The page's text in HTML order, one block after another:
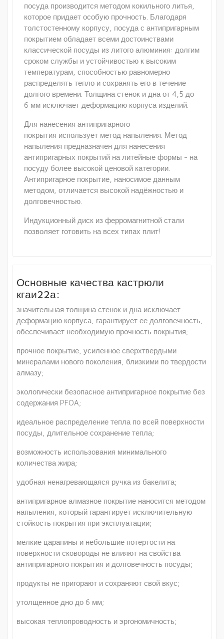
посуда производится методом кокильного литья,
которое придает особую прочность. Благодаря
толстостенному корпусу, посуда с антипригарным
покрытием обладает всеми достоинствами
классической посуды из литого алюминия: долгим
сроком службы и устойчивостью к высоким
температурам, способностью равномерно
распределять тепло и сохранять его в течение
долгого времени. Толщина стенок и дна от 4,5 до
6 мм исключает деформацию корпуса изделий.
Для нанесения антипригарного
покрытия использует метод напыления. Метод
напыления предназначен для нанесения
антипригарных покрытий на литейные формы - на
посуду более высокой ценовой категории.
Антипригарное покрытие, наносимое данным
методом, отличается высокой надёжностью и
долговечностью.
Индукционный диск из ферромагнитной стали
позволяет готовить на всех типах плит!
Основные качества кастрюли
кгаи22а:
значительная толщина стенок и дна исключает
деформацию корпуса, гарантирует ее долговечность,
обеспечивает необходимую прочность покрытия;
прочное покрытие, усиленное сверхтвердыми
минералами нового поколения, близкими по твердости
алмазу;
экологически безопасное антипригарное покрытие без
содержания PFOA;
идеальное распределение тепла по всей поверхности
посуды, длительное сохранение тепла;
возможность использования минимального
количества жира;
удобная ненагревающаяся ручка из бакелита;
антипригарное алмазное покрытие наносится методом
напыления, который гарантирует исключительную
стойкость покрытия при эксплуатации;
мелкие царапины и небольшие потертости на
поверхности сковороды не влияют на свойства
антипригарного покрытия и долговечность посуды;
продукты не пригорают и сохраняют свой вкус;
утолщенное дно до 6 мм;
высокая теплопроводность и эргономичность;